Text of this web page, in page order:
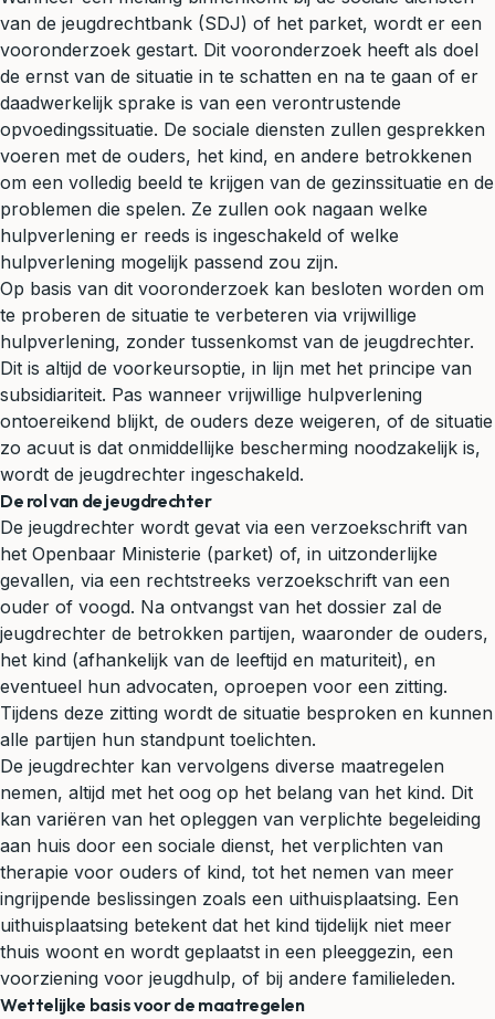
van de jeugdrechtbank (SDJ) of het parket, wordt er een
vooronderzoek gestart. Dit vooronderzoek heeft als doel
de ernst van de situatie in te schatten en na te gaan of er
daadwerkelijk sprake is van een verontrustende
opvoedingssituatie. De sociale diensten zullen gesprekken
voeren met de ouders, het kind, en andere betrokkenen
om een volledig beeld te krijgen van de gezinssituatie en de
problemen die spelen. Ze zullen ook nagaan welke
hulpverlening er reeds is ingeschakeld of welke
hulpverlening mogelijk passend zou zijn.
Op basis van dit vooronderzoek kan besloten worden om
te proberen de situatie te verbeteren via vrijwillige
hulpverlening, zonder tussenkomst van de jeugdrechter.
Dit is altijd de voorkeursoptie, in lijn met het principe van
subsidiariteit. Pas wanneer vrijwillige hulpverlening
ontoereikend blijkt, de ouders deze weigeren, of de situatie
zo acuut is dat onmiddellijke bescherming noodzakelijk is,
wordt de jeugdrechter ingeschakeld.
De rol van de jeugdrechter
De jeugdrechter wordt gevat via een verzoekschrift van
het Openbaar Ministerie (parket) of, in uitzonderlijke
gevallen, via een rechtstreeks verzoekschrift van een
ouder of voogd. Na ontvangst van het dossier zal de
jeugdrechter de betrokken partijen, waaronder de ouders,
het kind (afhankelijk van de leeftijd en maturiteit), en
eventueel hun advocaten, oproepen voor een zitting.
Tijdens deze zitting wordt de situatie besproken en kunnen
alle partijen hun standpunt toelichten.
De jeugdrechter kan vervolgens diverse maatregelen
nemen, altijd met het oog op het belang van het kind. Dit
kan variëren van het opleggen van verplichte begeleiding
aan huis door een sociale dienst, het verplichten van
therapie voor ouders of kind, tot het nemen van meer
ingrijpende beslissingen zoals een uithuisplaatsing. Een
uithuisplaatsing betekent dat het kind tijdelijk niet meer
thuis woont en wordt geplaatst in een pleeggezin, een
voorziening voor jeugdhulp, of bij andere familieleden.
Wettelijke basis voor de maatregelen